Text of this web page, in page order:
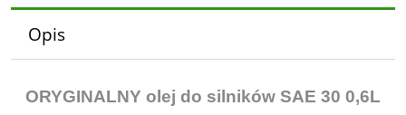
Opis
ORYGINALNY olej do silników SAE 30 0,6L